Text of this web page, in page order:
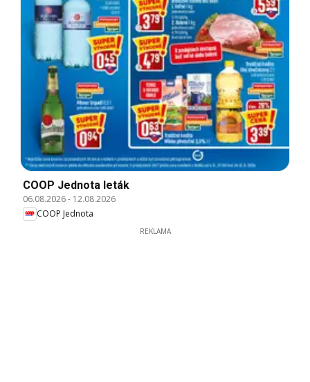
COOP Jednota leták
06.08.2026- 12.08.2026
COOP Jednota
REKLAMA